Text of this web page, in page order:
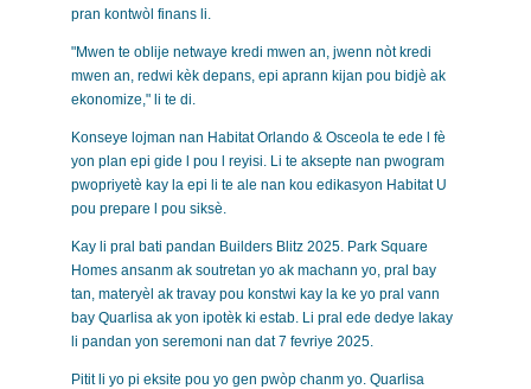
pran kontwòl finans li.
"Mwen te oblije netwaye kredi mwen an, jwenn nòt kredi
mwen an, redwi kèk depans, epi aprann kijan pou bidjè ak
ekonomize," li te di.
Konseye lojman nan Habitat Orlando & Osceola te ede l fè
yon plan epi gide l pou l reyisi. Li te aksepte nan pwogram
pwopriyetè kay la epi li te ale nan kou edikasyon Habitat U
pou prepare l pou siksè.
Kay li pral bati pandan Builders Blitz 2025. Park Square
Homes ansanm ak soutretan yo ak machann yo, pral bay
tan, materyèl ak travay pou konstwi kay la ke yo pral vann
bay Quarlisa ak yon ipotèk ki estab. Li pral ede dedye lakay
li pandan yon seremoni nan dat 7 fevriye 2025.
Pitit li yo pi eksite pou yo gen pwòp chanm yo. Quarlisa